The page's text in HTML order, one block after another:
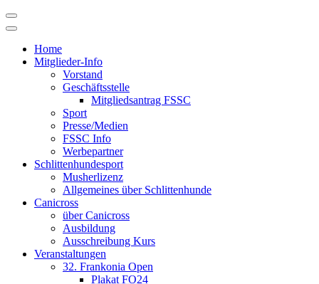
Skip
to
Home
Mitglieder-Info
Vorstand
Geschäftsstelle
Mitgliedsantrag FSSC
Sport
Presse/Medien
FSSC Info
Werbepartner
Schlittenhundesport
Musherlizenz
Allgemeines über Schlittenhunde
Canicross
über Canicross
Ausbildung
Ausschreibung Kurs
Veranstaltungen
32. Frankonia Open
Plakat FO24